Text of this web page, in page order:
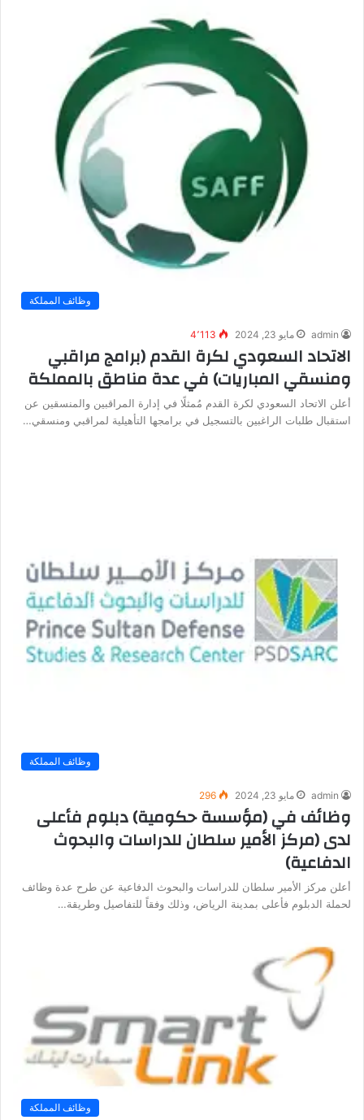
وظائف المملكة
admin مايو 23, 2024 4٬113
الاتحاد السعودي لكرة القدم (برامج مراقبي
ومنسقي المباريات) في عدة مناطق بالمملكة
أعلن الاتحاد السعودي لكرة القدم مُمثلًا في إدارة المراقبين والمنسقين عن
استقبال طلبات الراغبين بالتسجيل في برامجها التأهيلية لمراقبي ومنسقي…
وظائف المملكة
admin مايو 23, 2024 296
وظائف في (مؤسسة حكومية) دبلوم فأعلى
لدى (مركز الأمير سلطان للدراسات والبحوث
الدفاعية)
أعلن مركز الأمير سلطان للدراسات والبحوث الدفاعية عن طرح عدة وظائف
لحملة الدبلوم فأعلى بمدينة الرياض، وذلك وفقاً للتفاصيل وطريقة…
وظائف المملكة